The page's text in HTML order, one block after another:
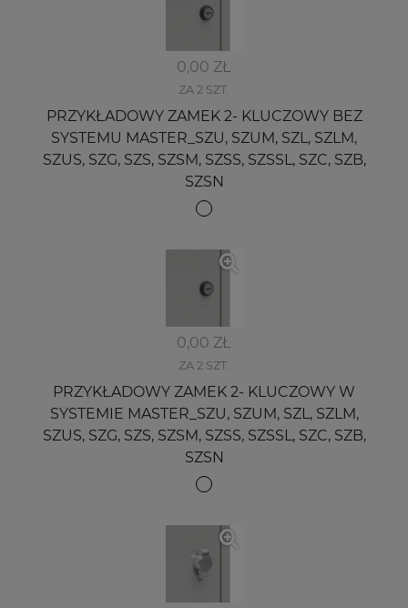
0,00 ZŁ
ZA 2 SZT.
PRZYKŁADOWY ZAMEK 2- KLUCZOWY BEZ
SYSTEMU MASTER_SZU, SZUM, SZL, SZLM,
SZUS, SZG, SZS, SZSM, SZSS, SZSSL, SZC, SZB,
SZSN
0,00 ZŁ
ZA 2 SZT.
PRZYKŁADOWY ZAMEK 2- KLUCZOWY W
SYSTEMIE MASTER_SZU, SZUM, SZL, SZLM,
SZUS, SZG, SZS, SZSM, SZSS, SZSSL, SZC, SZB,
SZSN